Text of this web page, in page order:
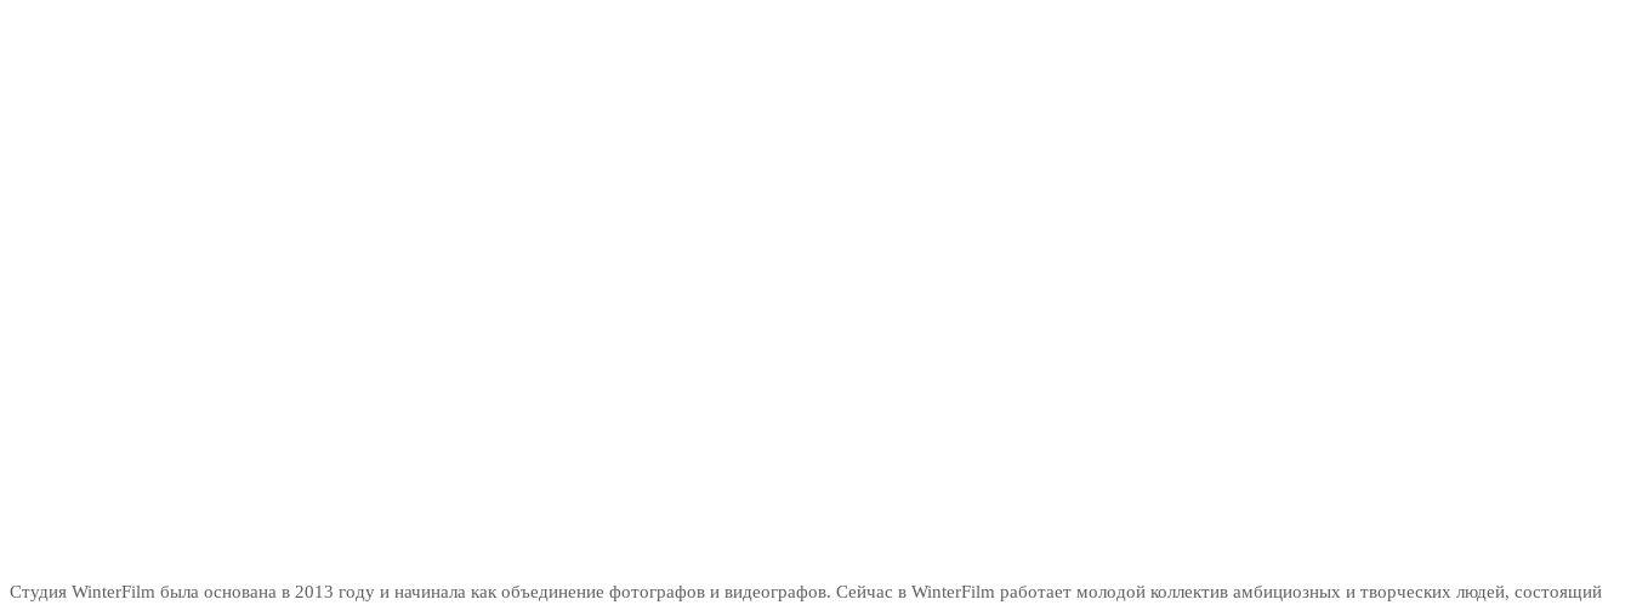
Студия WinterFilm была основана в 2013 году и начинала как объединение фотографов и видеографов. Сейчас в WinterFilm работает молодой коллектив амбициозных и творческих людей, состоящий